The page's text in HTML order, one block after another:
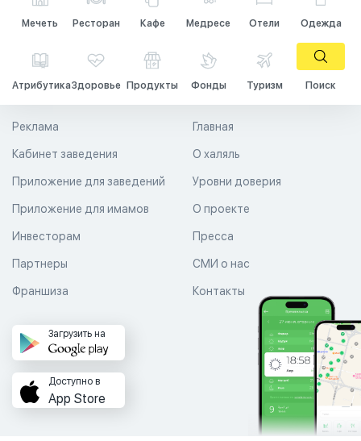
Мечеть Ресторан Кафе Медресе Отели Одежда
АтрибутикаЗдоровье Продукты Фонды Туризм Поиск
Главная
О халяль
Уровни доверия
Реклама
Кабинет заведения
Приложение для заведений
Приложение для имамов О проекте
Пресса
СМИ о нас
Контакты
Инвесторам
Партнеры
Франшиза
Загрузить на
Доступно в
App Store